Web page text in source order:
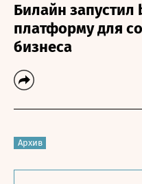
Билайн
платформу для
бизнеса
Архив